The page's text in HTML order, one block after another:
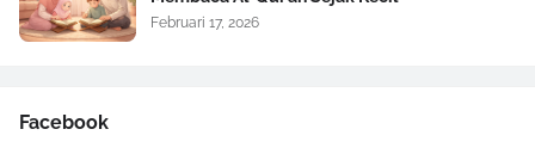
Februari 17, 2026
Facebook